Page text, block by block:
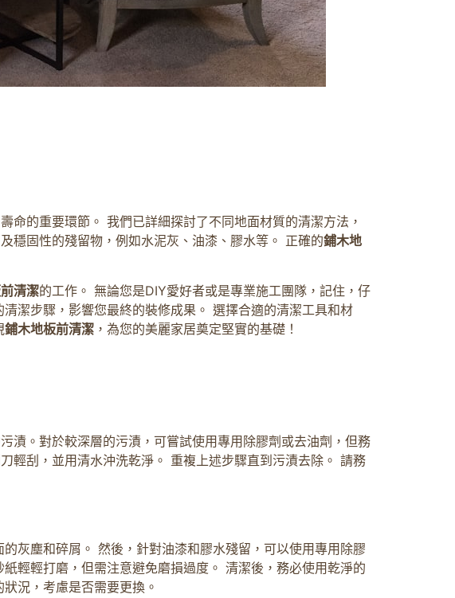
命的重要環節。 我們已詳細探討了不同地面材質的清潔方法，
穩固性的殘留物，例如水泥灰、油漆、膠水等。 正確的鋪木地
清潔的工作。 無論您是DIY愛好者或是專業施工團隊，記住，仔
潔步驟，影響您最終的裝修成果。 選擇合適的清潔工具和材
鋪木地板前清潔 ，為您的美麗家居奠定堅實的基礎！
漬。對於較深層的污漬，可嘗試使用專用除膠劑或去油劑，但務
輕刮，並用清水沖洗乾淨。 重複上述步驟直到污漬去除。 請務
灰塵和碎屑。 然後，針對油漆和膠水殘留，可以使用專用除膠
輕輕打磨，但需注意避免磨損過度。 清潔後，務必使用乾淨的
況，考慮是否需要更換。